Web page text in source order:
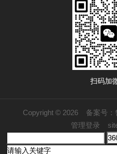
扫码加
Copyright © 2026 备案号：
管理登录